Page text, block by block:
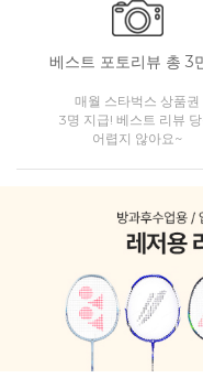
베스트 포토리뷰 총 3
매월 스타벅스 상품권
3명 지급! 베스트 리뷰 당
어렵지 않아요~